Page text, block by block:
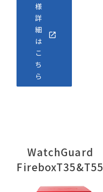
様
詳
細
は
こ
ち
ら
WatchGuard
FireboxT35&T55